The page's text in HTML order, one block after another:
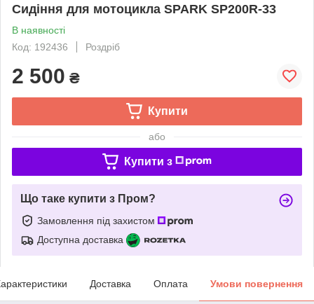
Сидіння для мотоцикла SPARK SP200R-33
В наявності
Код: 192436
Роздріб
2 500 ₴
Купити
або
Купити з
Що таке купити з Пром?
Замовлення під захистом
Доступна доставка
Доставка Оплата Умови повернення